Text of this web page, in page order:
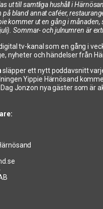
ut till samtliga hushåll i
bland annat caféer,
kommer ut en gång i månaden,
Sommar- och julnumren är
tv-kanal som en gång i
nyheter och händelser från
släpper ett nytt poddavsnitt
Yippie Härnösand
Jonzon nya gäster som är